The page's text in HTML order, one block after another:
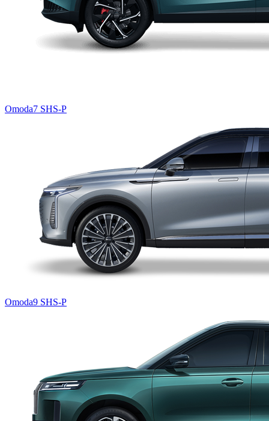
Omoda7 SHS-P
Omoda9 SHS-P